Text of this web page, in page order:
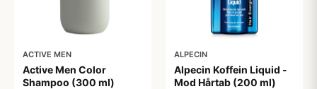
ACTIVE MEN
Active Men Color
Shampoo (300 ml)
ALPECIN
Alpecin Koffein Liquid -
Mod Hårtab (200 ml)